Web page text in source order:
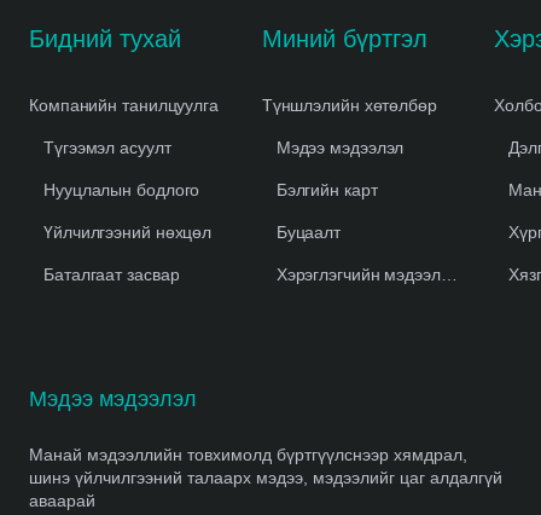
Бидний тухай
Компанийн танилцуулга
Түгээмэл асуулт
Нууцлалын бодлого
Үйлчилгээний нөхцөл
Баталгаат засвар
Миний бүртгэл
Түншлэлийн хөтөлбөр
Мэдээ мэдээлэл
Бэлгийн карт
Буцаалт
Хэрэглэгчийн мэдээлэл устгах
Мэдээ мэдээлэл
Манай мэдээллийн товхимолд бүртгүүлснээр хямдрал,
шинэ үйлчилгээний талаарх мэдээ, мэдээлийг цаг алдалгүй
аваарай